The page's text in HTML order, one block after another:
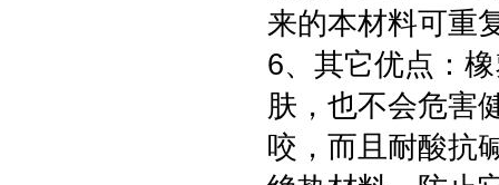
来的本材料可重
6、其它优点：
肤，也不会危害
咬，而且耐酸抗